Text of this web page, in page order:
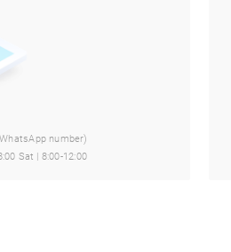
São
number)
Sat | 8:00-12:00